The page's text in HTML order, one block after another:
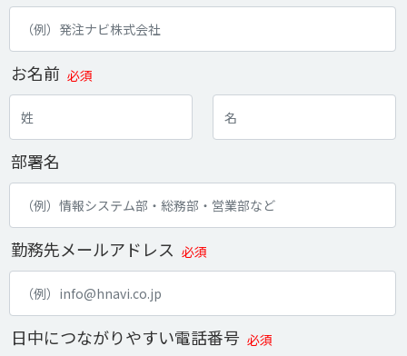
お名前 必須
部署名
勤務先メールアドレス 必須
日中につながりやすい電話番号 必須